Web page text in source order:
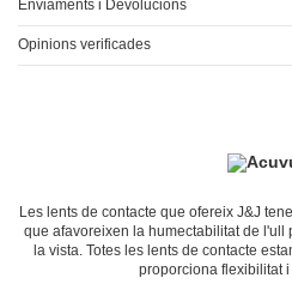
Enviaments i Devolucions
Opinions verificades
Les lents de contacte que ofereix J&J
que afavoreixen la humectabilitat de l'ull
la vista. Totes les lents de contacte
proporciona flexibilitat i